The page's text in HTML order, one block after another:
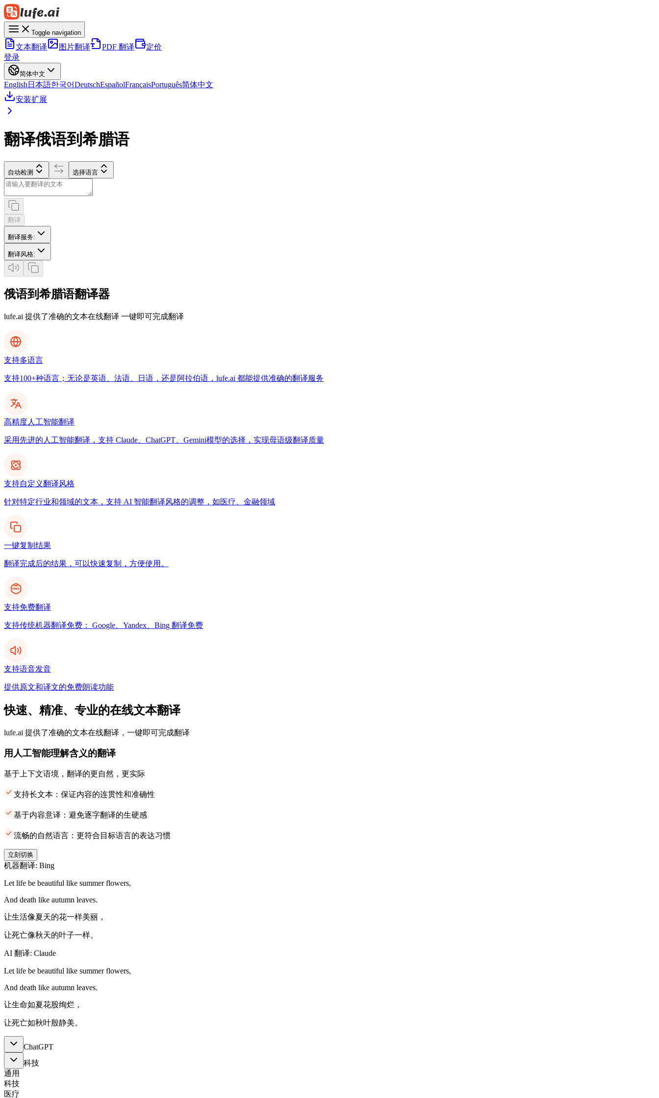
Toggle navigation
文本翻译 图片翻译 PDF 翻译
定价
登录
简体中文
English 日本語한국어DeutschEspañolFrançaisPortuguês简体中文
安装扩展
翻译俄语到希腊语
自动检测 选择语言
翻译
翻译服务:
翻译风格:
俄语到希腊语翻译器
lufe.ai 提供了准确的文本在线翻译 一键即可完成翻译
支持多语言
支持100+种语言；无论是英语、法语、日语，还是阿拉伯语，lufe.ai 都能提供准确的翻译服务
高精度人工智能翻译
采用先进的人工智能翻译，支持 Claude、ChatGPT、Gemini模型的选择，实现母语级翻译质量
支持自定义翻译风格
针对特定行业和领域的文本，支持 AI 智能翻译风格的调整，如医疗、金融领域
一键复制结果
翻译完成后的结果，可以快速复制，方便使用。
支持免费翻译
支持传统机器翻译免费： Google、Yandex、Bing 翻译免费
支持语音发音
提供原文和译文的免费朗读功能
快速、精准、专业的在线文本翻译
lufe.ai 提供了准确的文本在线翻译，一键即可完成翻译
用人工智能理解含义的翻译
基于上下文语境，翻译的更自然，更实际
支持长文本：保证内容的连贯性和准确性
基于内容意译：避免逐字翻译的生硬感
流畅的自然语言：更符合目标语言的表达习惯
立刻切换
机器翻译: Bing
Let life be beautiful like summer flowers,
And death like autumn leaves.
让生活像夏天的花一样美丽，
让死亡像秋天的叶子一样。
AI 翻译: Claude
Let life be beautiful like summer flowers,
And death like autumn leaves.
让生命如夏花股绚烂，
让死亡如秋叶殷静美。
ChatGPT
科技
通用
科技
医疗